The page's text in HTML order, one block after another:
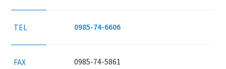
TEL 0985-74-6606
FAX 0985-74-5861